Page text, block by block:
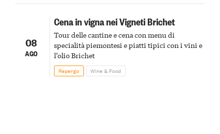
08
AGO
Cena in vigna nei Vigneti Brichet
Tour delle cantine e cena con menu di
specialità piemontesi e piatti tipici con i vini e
l’olio Brichet
Repergo Wine & Food